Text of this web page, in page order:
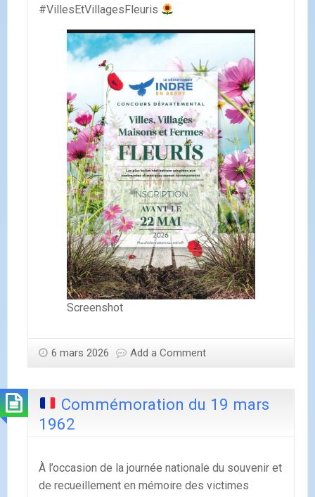
#VillesEtVillagesFleuris
Screenshot
6 mars 2026 Add a Comment
Commémoration du 19 mars
1962
À l’occasion de la journée nationale du souvenir et
de recueillement en mémoire des victimes